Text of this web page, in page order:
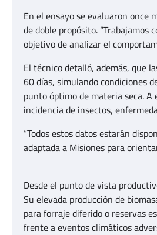
En el ensayo se evaluaron once
de doble propósito.
objetivo de analizar el
El técnico detalló, además, que
60 días, simulando condiciones
punto óptimo de materia seca.
incidencia de insectos,
“Todos estos datos estarán
adaptada a Misiones para
Desde el punto de vista
Su elevada producción de
para forraje diferido o reservas
frente a eventos climáticos